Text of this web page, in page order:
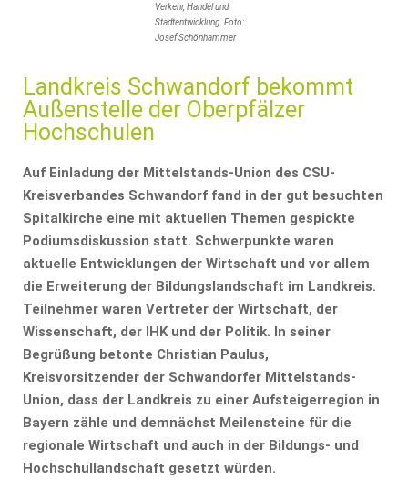
Verkehr, Handel und
Stadtentwicklung. Foto:
Josef Schönhammer
Landkreis Schwandorf bekommt
Außenstelle der Oberpfälzer
Hochschulen
Auf Einladung der Mittelstands-Union des CSU-
Kreisverbandes Schwandorf fand in der gut besuchten
Spitalkirche eine mit aktuellen Themen gespickte
Podiumsdiskussion statt. Schwerpunkte waren
aktuelle Entwicklungen der Wirtschaft und vor allem
die Erweiterung der Bildungslandschaft im Landkreis.
Teilnehmer waren Vertreter der Wirtschaft, der
Wissenschaft, der IHK und der Politik. In seiner
Begrüßung betonte Christian Paulus,
Kreisvorsitzender der Schwandorfer Mittelstands-
Union, dass der Landkreis zu einer Aufsteigerregion in
Bayern zähle und demnächst Meilensteine für die
regionale Wirtschaft und auch in der Bildungs- und
Hochschullandschaft gesetzt würden.